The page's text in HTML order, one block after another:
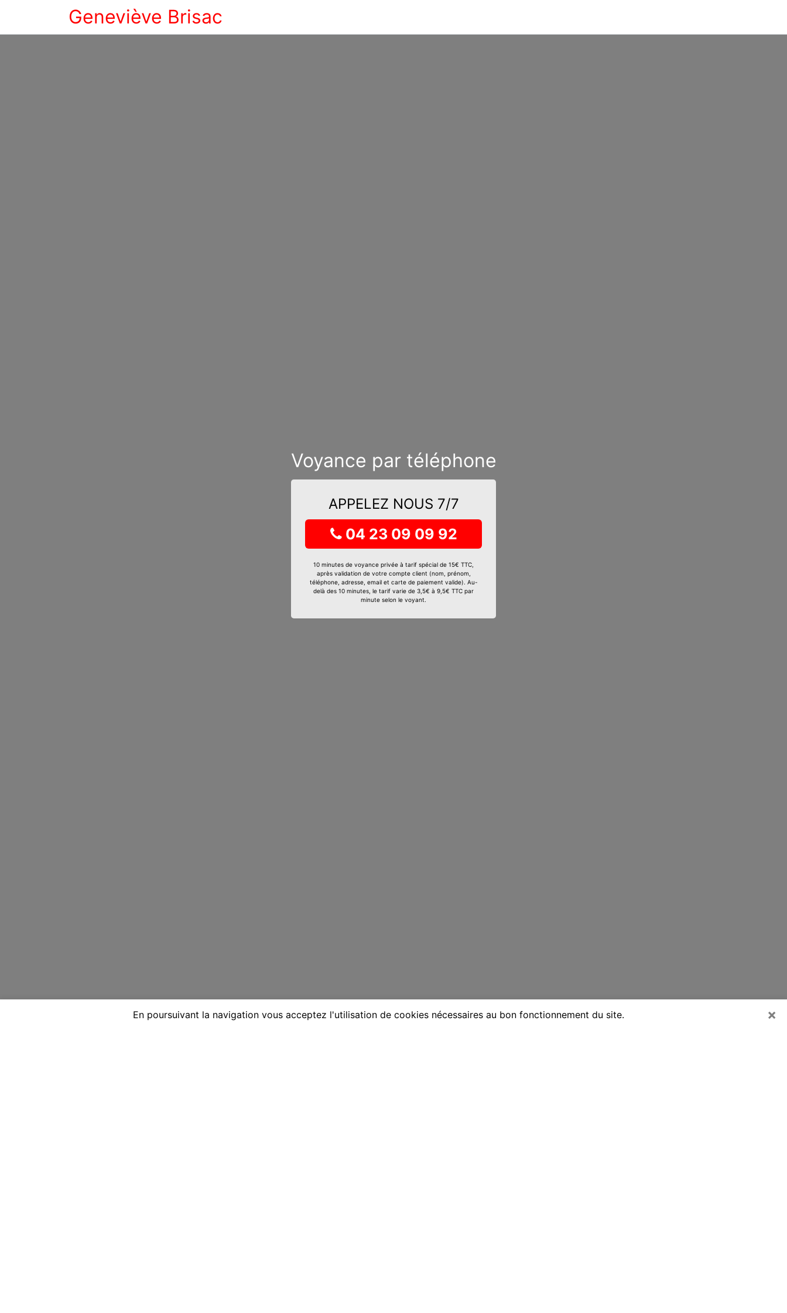
Geneviève Brisac
Voyance par téléphone
APPELEZ NOUS 7/7
04 23 09 09 92
10 minutes de voyance privée à tarif spécial de 15€ TTC,
après validation de votre compte client (nom, prénom,
téléphone, adresse, email et carte de paiement valide). Au-
delà des 10 minutes, le tarif varie de 3,5€ à 9,5€ TTC par
minute selon le voyant.
×
En poursuivant la navigation vous acceptez l'utilisation de cookies nécessaires au bon fonctionnement du site.